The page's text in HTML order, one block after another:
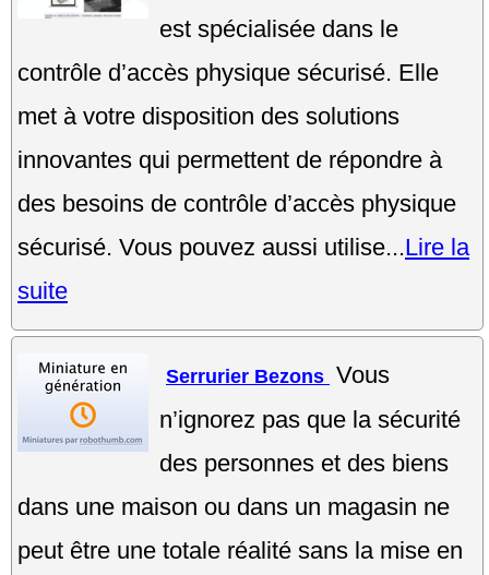
est spécialisée dans le
contrôle d’accès physique sécurisé. Elle
met à votre disposition des solutions
innovantes qui permettent de répondre à
des besoins de contrôle d’accès physique
sécurisé. Vous pouvez aussi utilise...Lire la
suite
Serrurier Bezons Vous
n’ignorez pas que la sécurité
des personnes et des biens
dans une maison ou dans un magasin ne
peut être une totale réalité sans la mise en